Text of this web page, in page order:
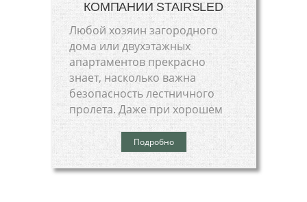
КОМПАНИИ STAIRSLED
Любой хозяин загородного
дома или двухэтажных
апартаментов прекрасно
знает, насколько важна
безопасность лестничного
пролета. Даже при хорошем
Подробно